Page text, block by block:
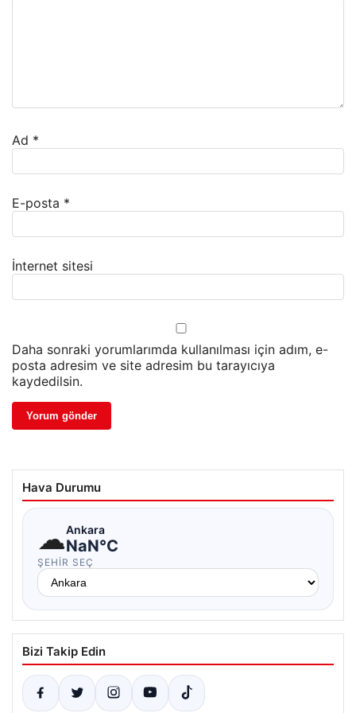
Ad *
E-posta *
İnternet sitesi
Daha sonraki yorumlarımda kullanılması için adım, e-
posta adresim ve site adresim bu tarayıcıya
kaydedilsin.
Hava Durumu
☁Ankara
NaN°C
ŞEHIR SEÇ
Bizi Takip Edin